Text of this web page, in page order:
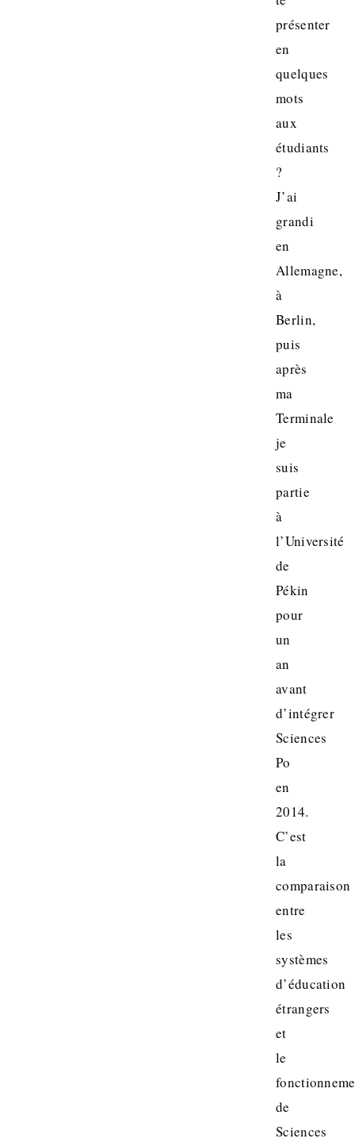
présenter
en
quelques
mots
aux
étudiants
?
J’ai
grandi
en
Allemagne,
à
Berlin,
puis
après
ma
Terminale
je
suis
partie
à
l’Université
de
Pékin
pour
un
an
avant
d’intégrer
Sciences
Po
en
2014.
C’est
la
comparaison
entre
les
systèmes
d’éducation
étrangers
et
le
de
Sciences